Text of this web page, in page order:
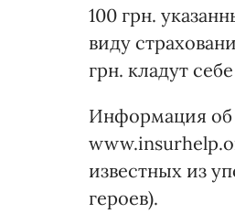
100 грн.
виду
грн. кладут
Информация об
известных из
героев).